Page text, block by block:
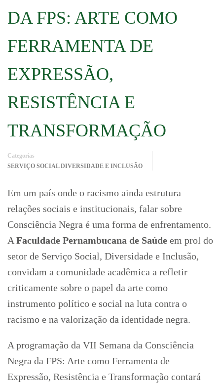
DA FPS: ARTE COMO
FERRAMENTA DE
EXPRESSÃO,
RESISTÊNCIA E
TRANSFORMAÇÃO
Categorias
SERVIÇO SOCIAL DIVERSIDADE E INCLUSÃO
Em um país onde o racismo ainda estrutura
relações sociais e institucionais, falar sobre
Consciência Negra é uma forma de enfrentamento.
A Faculdade Pernambucana de Saúde em prol do
setor de Serviço Social, Diversidade e Inclusão,
convidam a comunidade acadêmica a refletir
criticamente sobre o papel da arte como
instrumento político e social na luta contra o
racismo e na valorização da identidade negra.
A programação da VII Semana da Consciência
Negra da FPS: Arte como Ferramenta de
Expressão, Resistência e Transformação contará